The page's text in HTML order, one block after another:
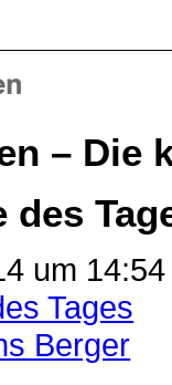
– Die
um
Tages
Berger